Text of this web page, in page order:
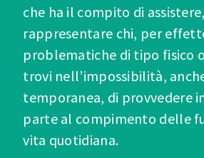
che ha il compito di
rappresentare chi, per
problematiche di tipo fisico
trovi nell’impossibilità,
temporanea, di provvedere
parte al compimento delle
vita quotidiana.